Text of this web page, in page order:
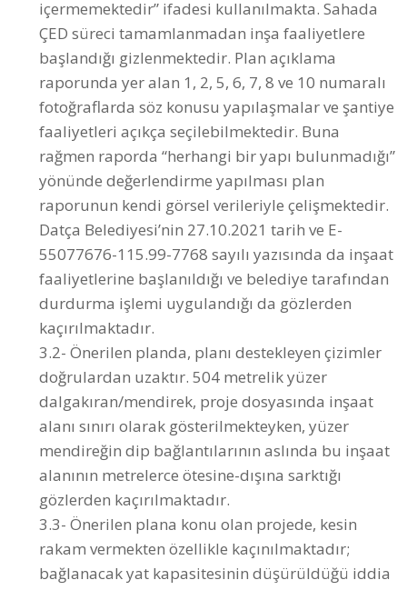
raporunda yer alan 1, 2, 5, 6, 7, 8 ve 10 numaralı
fotoğraflarda söz konusu yapılaşmalar ve şantiye
faaliyetleri açıkça seçilebilmektedir. Buna
rağmen raporda “herhangi bir yapı bulunmadığı”
yönünde değerlendirme yapılması plan
raporunun kendi görsel verileriyle çelişmektedir.
Datça Belediyesi’nin 27.10.2021 tarih ve E-
55077676-115.99-7768 sayılı yazısında da inşaat
faaliyetlerine başlanıldığı ve belediye tarafından
durdurma işlemi uygulandığı da gözlerden
kaçırılmaktadır.
3.2- Önerilen planda, planı destekleyen çizimler
doğrulardan uzaktır. 504 metrelik yüzer
dalgakıran/mendirek, proje dosyasında inşaat
alanı sınırı olarak gösterilmekteyken, yüzer
mendireğin dip bağlantılarının aslında bu inşaat
alanının metrelerce ötesine-dışına sarktığı
gözlerden kaçırılmaktadır.
3.3- Önerilen plana konu olan projede, kesin
rakam vermekten özellikle kaçınılmaktadır;
bağlanacak yat kapasitesinin düşürüldüğü iddia
edilmektedir.. Düşürüldüğü iddia edilen 270 yat
kapasitesinin dalgakıran/mendirek içi, rıhtım ve
çekek alanları ile birlikte en az 500 yat ve üstüne